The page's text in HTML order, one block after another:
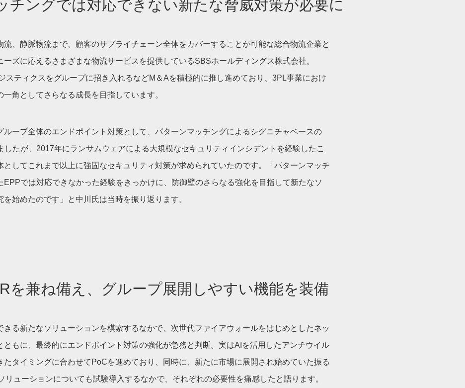
チングでは対応できない新たな脅威対策が必要に
流、静脈物流まで、顧客のサプライチェーン全体をカバーすることが可能な総合物流企業と
ーズに応えるさまざまな物流サービスを提供しているSBSホールディングス株式会社。
スティクスをグループに招き入れるなどM＆Aを積極的に推し進めており、3PL事業におけ
一角としてさらなる成長を目指しています。
ループ全体のエンドポイント対策として、パターンマッチングによるシグニチャベースの
したが、2017年にランサムウェアによる大規模なセキュリティインシデントを経験したこ
としてこれまで以上に強固なセキュリティ対策が求められていたのです。「パターンマッチ
EPPでは対応できなかった経験をきっかけに、防御壁のさらなる強化を目指して新たなソ
を始めたのです」と中川氏は当時を振り返ります。
を兼ね備え、グループ展開しやすい機能を装備
きる新たなソリューションを模索するなかで、次世代ファイアウォールをはじめとしたネッ
ともに、最終的にエンドポイント対策の強化が急務と判断。実はAIを活用したアンチウイル
たタイミングに合わせてPoCを進めており、同時に、新たに市場に展開され始めていた振る
リューションについても試験導入するなかで、それぞれの必要性を痛感したと語ります。